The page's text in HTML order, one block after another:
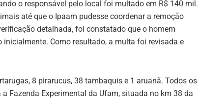
o responsável pelo local foi multado em R$ 140 mil.
até que o Ipaam pudesse coordenar a remoção
detalhada, foi constatado que o homem
Como resultado, a multa foi revisada e
8 pirarucus, 38 tambaquis e 1 aruanã. Todos os
Fazenda Experimental da Ufam, situada no km 38 da